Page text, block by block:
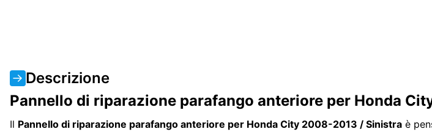
Descrizione
Pannello di riparazione parafango anteriore per Honda
Il Pannello di riparazione parafango anteriore per Honda City 2008-2013 / Sinistra è